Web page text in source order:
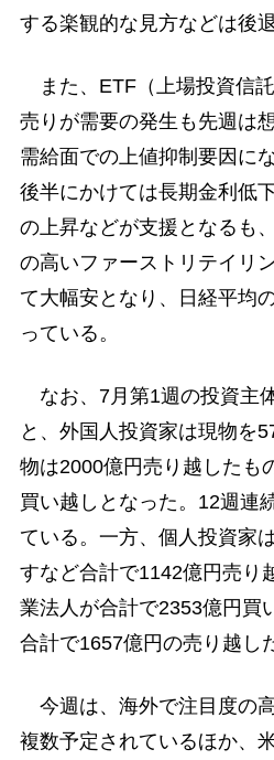
する楽観的な見方などは後
また、ETF（上場投資信
売りが需要の発生も先週は
需給面での上値抑制要因に
後半にかけては長期金利低
の上昇などが支援となるも
の高いファーストリテイリ
て大幅安となり、日経平均
っている。
なお、7月第1週の投資主
と、外国人投資家は現物を
物は2000億円売り越したも
買い越しとなった。12週連
ている。一方、個人投資家
すなど合計で1142億円売り
業法人が合計で2353億円買
合計で1657億円の売り越し
今週は、海外で注目度の
複数予定されているほか、